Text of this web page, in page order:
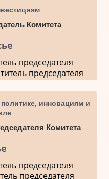
Комитета
председателя
председателя
инновациям и
Комитета
председателя
председателя